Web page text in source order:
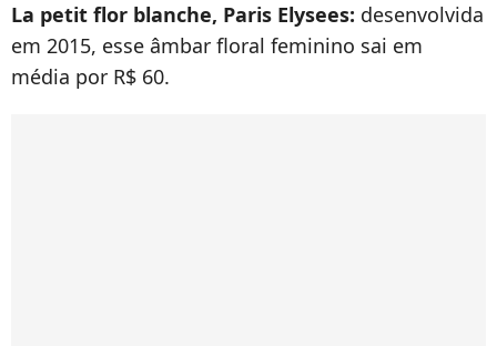
La petit flor blanche, Paris Elysees: desenvolvida
em 2015, esse âmbar floral feminino sai em
média por R$ 60.